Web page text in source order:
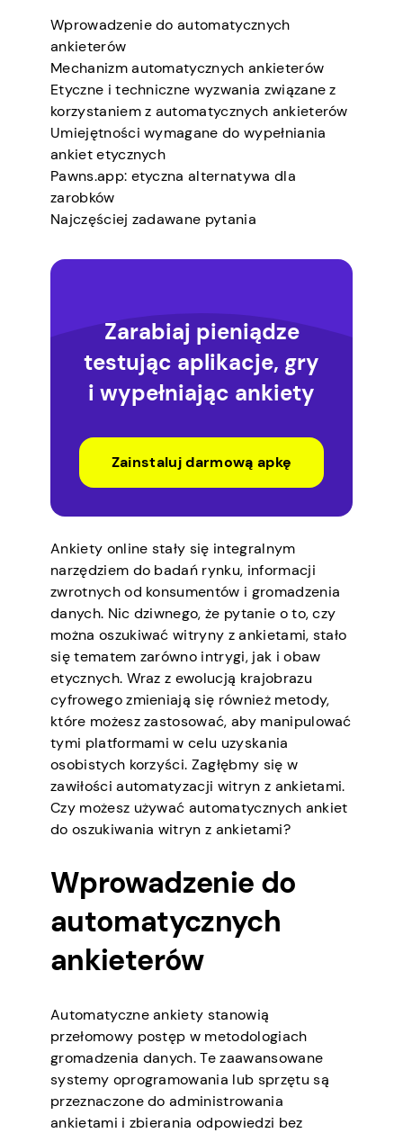
Wprowadzenie do automatycznych
ankieterów
Mechanizm automatycznych ankieterów
Etyczne i techniczne wyzwania związane z
korzystaniem z automatycznych ankieterów
Umiejętności wymagane do wypełniania
ankiet etycznych
Pawns.app: etyczna alternatywa dla
zarobków
Najczęściej zadawane pytania
Zarabiaj pieniądze
testując aplikacje, gry
i wypełniając ankiety
Zainstaluj darmową apkę
Ankiety online stały się integralnym
narzędziem do badań rynku, informacji
zwrotnych od konsumentów i gromadzenia
danych. Nic dziwnego, że pytanie o to, czy
można oszukiwać witryny z ankietami, stało
się tematem zarówno intrygi, jak i obaw
etycznych. Wraz z ewolucją krajobrazu
cyfrowego zmieniają się również metody,
które możesz zastosować, aby manipulować
tymi platformami w celu uzyskania
osobistych korzyści. Zagłębmy się w
zawiłości automatyzacji witryn z ankietami.
Czy możesz używać automatycznych ankiet
do oszukiwania witryn z ankietami?
Wprowadzenie do
automatycznych
ankieterów
Automatyczne ankiety stanowią
przełomowy postęp w metodologiach
gromadzenia danych. Te zaawansowane
systemy oprogramowania lub sprzętu są
przeznaczone do administrowania
ankietami i zbierania odpowiedzi bez